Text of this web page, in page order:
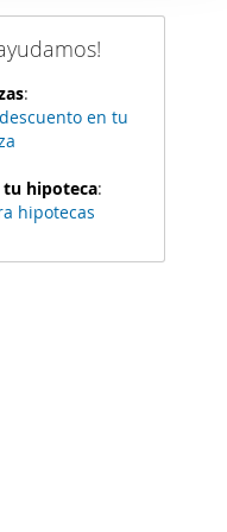
:
en tu
tu hipoteca:
hipotecas